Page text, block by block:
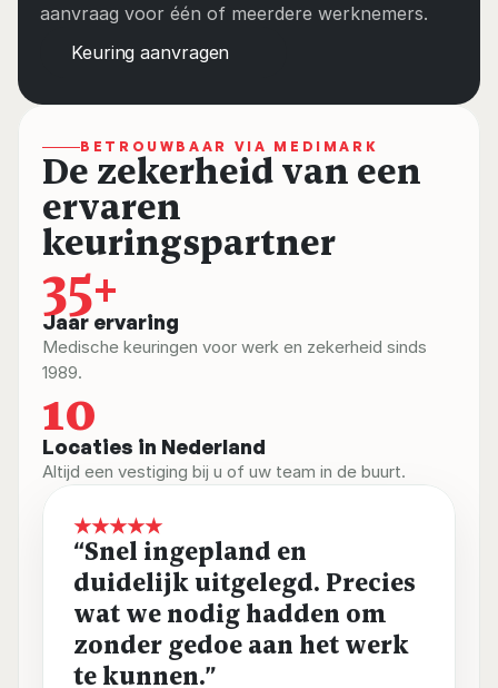
aanvraag voor één of meerdere werknemers.
Keuring aanvragen
BETROUWBAAR VIA MEDIMARK
De zekerheid van een
ervaren
keuringspartner
35+
Jaar ervaring
Medische keuringen voor werk en zekerheid sinds
1989.
10
Locaties in Nederland
Altijd een vestiging bij u of uw team in de buurt.
★★★★★
“Snel ingepland en
duidelijk uitgelegd. Precies
wat we nodig hadden om
zonder gedoe aan het werk
te kunnen.”